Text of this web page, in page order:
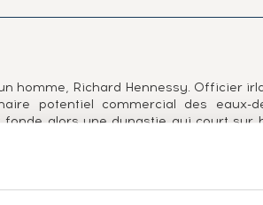
homme, Richard Hennessy. Officier
potentiel commercial des eaux-
alors une dynastie qui court sur
cognac d'exception et invente des
Old pale (VSOP) ou Extra
leader mondial du cognac.